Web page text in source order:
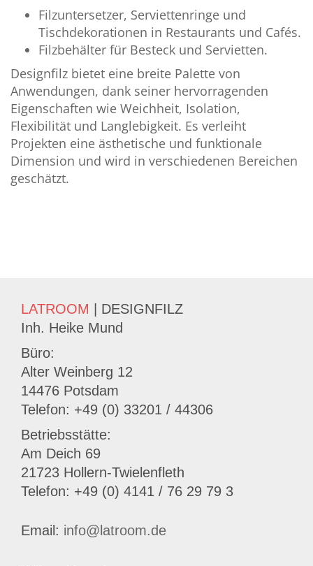
Filzuntersetzer, Serviettenringe und
Tischdekorationen in Restaurants und Cafés.
Filzbehälter für Besteck und Servietten.
Designfilz bietet eine breite Palette von
Anwendungen, dank seiner hervorragenden
Eigenschaften wie Weichheit, Isolation,
Flexibilität und Langlebigkeit. Es verleiht
Projekten eine ästhetische und funktionale
Dimension und wird in verschiedenen Bereichen
geschätzt.
LATROOM
| DESIGNFILZ
Inh. Heike Mund
Büro:
Alter Weinberg 12
14476 Potsdam
Telefon: +49 (0) 33201 / 44306
Betriebsstätte:
Am Deich 69
21723 Hollern-Twielenfleth
Telefon: +49 (0) 4141 / 76 29 79 3
Email: info@latroom.de